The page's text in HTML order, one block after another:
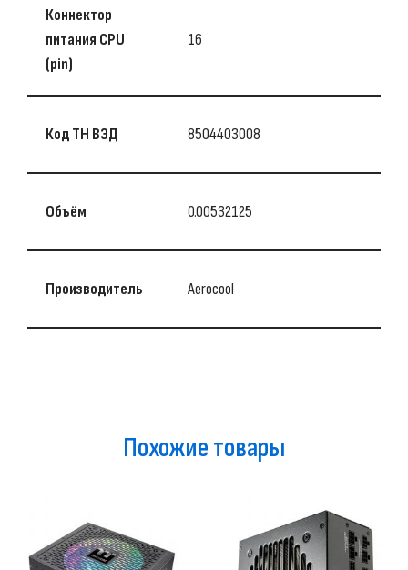
Коннектор
питания CPU
(pin)
16
Код ТН ВЭД 8504403008
Объём 0.00532125
Производитель Aerocool
Похожие товары